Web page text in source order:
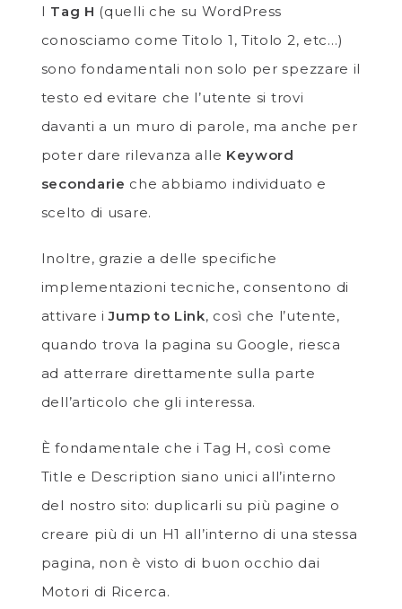
I Tag H (quelli che su WordPress
conosciamo come Titolo 1, Titolo 2, etc…)
sono fondamentali non solo per spezzare il
testo ed evitare che l’utente si trovi
davanti a un muro di parole, ma anche per
poter dare rilevanza alle Keyword
secondarie che abbiamo individuato e
scelto di usare.
Inoltre, grazie a delle specifiche
implementazioni tecniche, consentono di
attivare iJump to Link, così che l’utente,
quando trova la pagina su Google, riesca
ad atterrare direttamente sulla parte
dell’articolo che gli interessa.
È fondamentale che i Tag H, così come
Title e Description siano unici all’interno
del nostro sito: duplicarli su più pagine o
creare più di un H1 all’interno di una stessa
pagina, non è visto di buon occhio dai
Motori di Ricerca.